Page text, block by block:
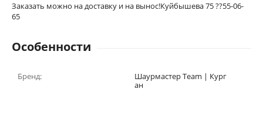
Заказать можно на доставку и на вынос!Куйбышева 75 ??55-06-
65
Особенности
Бренд:
Шаурмастер Team | Кург
ан